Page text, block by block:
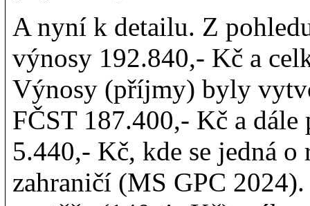
A nyní k detailu. Z
výnosy 192.840,- Kč a
Výnosy (příjmy) byly
FČST 187.400,- Kč a
5.440,- Kč, kde se jedná
zahraničí (MS GPC